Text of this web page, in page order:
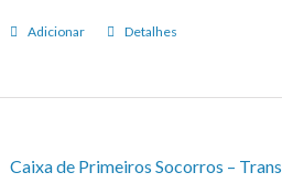
Adicionar Detalhes
Caixa de Primeiros Socorros –